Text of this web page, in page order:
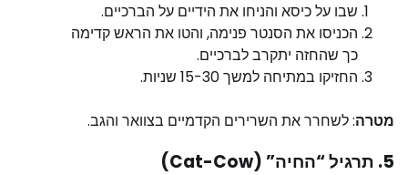
שבו על כיסא והניחו את הידיים על הברכיים.
הכניסו את הסנטר פנימה, והטו את הראש קדימה
כך שהחזה יתקרב לברכיים.
החזיקו במתיחה למשך 15-30 שניות.
מטרה: לשחרר את השרירים הקדמיים בצוואר והגב.
5. תרגיל “החיה” (Cat-Cow)